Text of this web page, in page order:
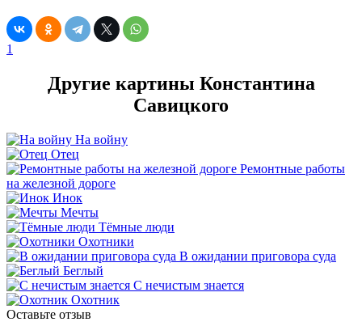
1
Другие картины Константина
Савицкого
На войну
Отец
Ремонтные работы
на железной дороге
Инок
Мечты
Тёмные люди
Охотники
В ожидании приговора суда
Беглый
С нечистым знается
Охотник
Оставьте отзыв